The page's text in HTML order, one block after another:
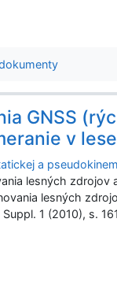
GNSS
v lese
a
lesných zdrojov
lesných
1 (2010), s.